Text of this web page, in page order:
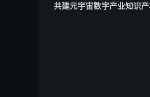
共建元宇宙数字产业知识